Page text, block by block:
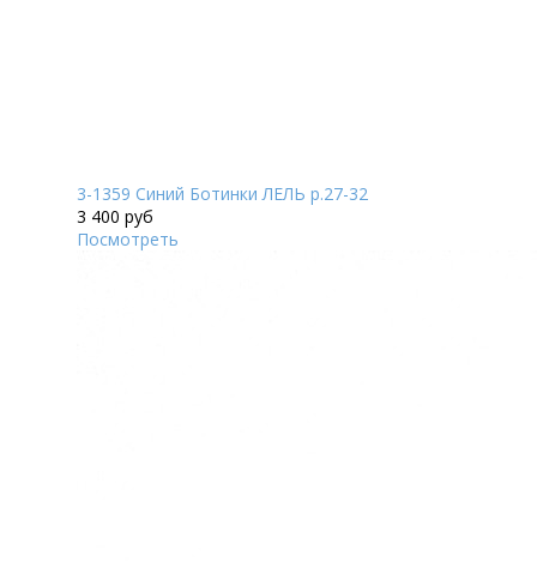
3-1359 Синий Ботинки ЛЕЛЬ р.27-32
3 400 руб
Посмотреть